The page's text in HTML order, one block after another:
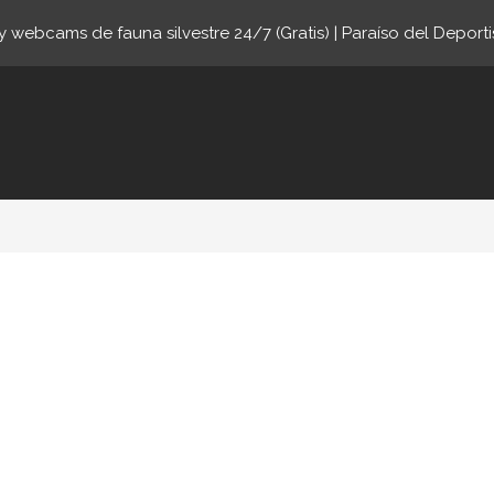
webcams de fauna silvestre 24/7 (Gratis) | Paraíso del